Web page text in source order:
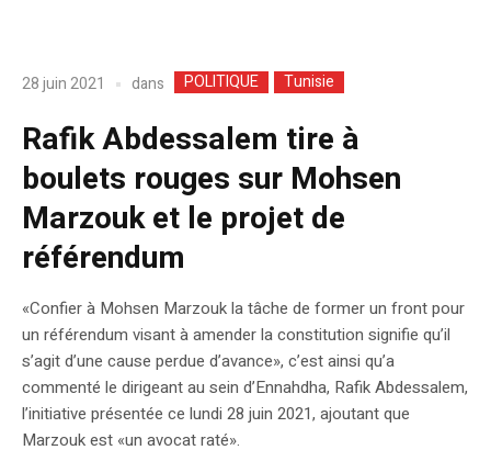
28 juin 2021 dans POLITIQUE Tunisie
Rafik Abdessalem tire à
boulets rouges sur Mohsen
Marzouk et le projet de
référendum
«Confier à Mohsen Marzouk la tâche de former un front pour
un référendum visant à amender la constitution signifie qu’il
s’agit d’une cause perdue d’avance», c’est ainsi qu’a
commenté le dirigeant au sein d’Ennahdha, Rafik Abdessalem,
l’initiative présentée ce lundi 28 juin 2021, ajoutant que
Marzouk est «un avocat raté».